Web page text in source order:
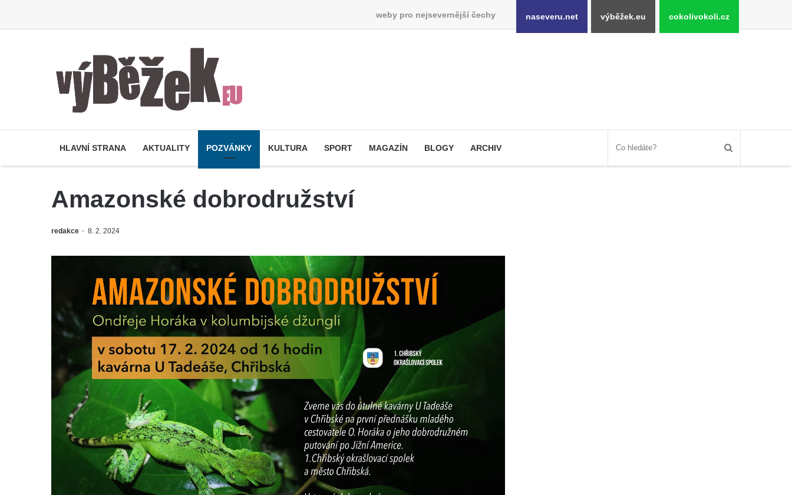
weby pro nejsevernější čechy naseveru.net výběžek.eu cokolivokoli.cz
HLAVNÍ STRANA AKTUALITY POZVÁNKY KULTURA SPORT MAGAZÍN BLOGY ARCHIV
Amazonské dobrodružství
redakce 8. 2. 2024